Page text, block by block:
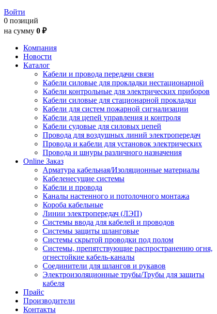
Войти
0 позиций
на сумму 0 ₽
Компания
Новости
Каталог
Кабели и провода передачи связи
Кабели силовые для прокладки нестационарной
Кабели контрольные для электрических приборов
Кабели силовые для стационарной прокладки
Кабели для систем пожарной сигнализации
Кабели для цепей управления и контроля
Кабели судовые для силовых цепей
Провода для воздушных линий электропередач
Провода и кабели для установок электрических
Провода и шнуры различного назначения
Online Заказ
Арматура кабельная/Изоляционные материалы
Кабеленесущие системы
Кабели и провода
Каналы настенного и потолочного монтажа
Короба кабельные
Линии электропередач (ЛЭП)
Системы ввода для кабелей и проводов
Системы защиты шланговые
Системы скрытой проводки под полом
Системы, препятствующие распространению огня,
огнестойкие кабель-каналы
Соединители для шлангов и рукавов
Электроизоляционные трубы/Трубы для защиты
кабеля
Прайс
Производители
Контакты